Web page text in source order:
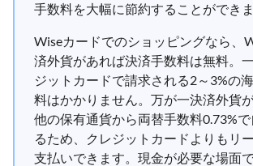
手数料を大幅に節約することができま
Wiseカードでのショッピングなら、
済外貨があれば決済手数料は無料。
ジットカードで請求される2～3%の
料はかかりません。万が一決済外貨が
他の保有通貨から両替手数料0.73%
るため、クレジットカードよりもリ
支払いできます。現金が必要な場面